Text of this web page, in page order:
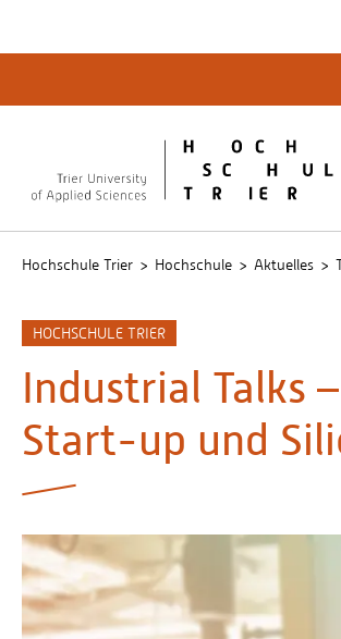
Hochschule Trier Hochschule Aktuelles
HOCHSCHULE TRIER
Industrial Talks
Start-up und